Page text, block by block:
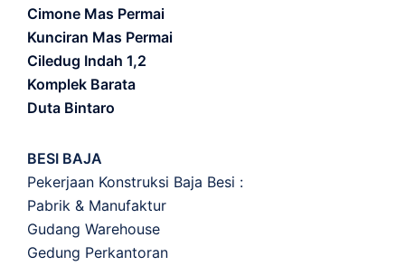
Cimone Mas Permai
Kunciran Mas Permai
Ciledug Indah 1,2
Komplek Barata
Duta Bintaro
BESI BAJA
Pekerjaan Konstruksi Baja Besi :
Pabrik & Manufaktur
Gudang Warehouse
Gedung Perkantoran